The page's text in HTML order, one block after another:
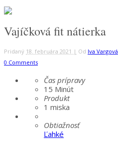
Vajíčková fit nátierka
Pridaný 18. februára 2021 | Od Iva Vargová
0 Comments
Čas prípravy
15 Minút
Produkt
1 miska
Obtiažnosť
Ľahké